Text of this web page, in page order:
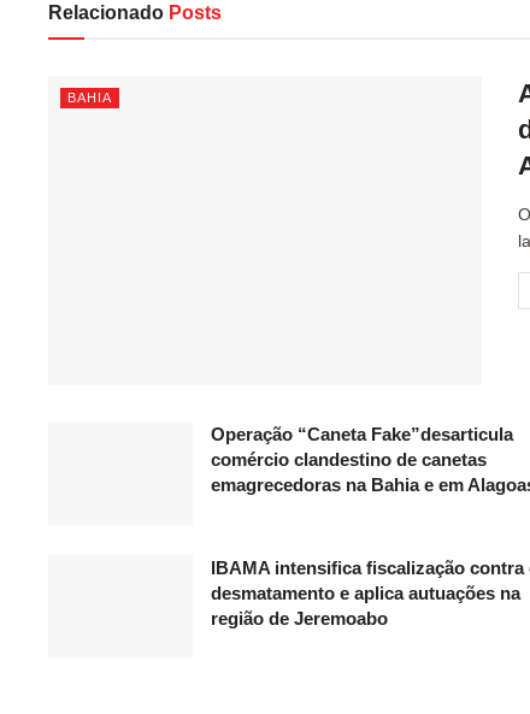
Relacionado Posts
BAHIA
Operação “Caneta Fake”desarticula
comércio clandestino de canetas
emagrecedoras na Bahia e em
IBAMA intensifica fiscalização contra
desmatamento e aplica autuações na
região de Jeremoabo